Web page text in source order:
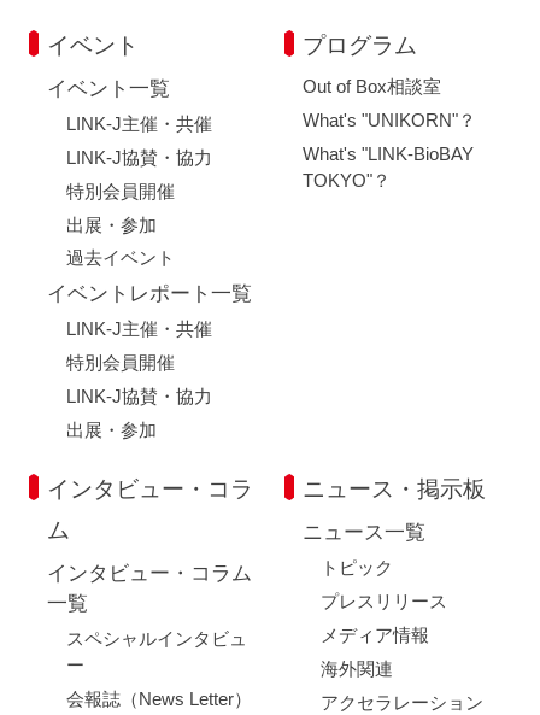
イベント
イベント一覧
LINK-J主催・共催
LINK-J協賛・協力
特別会員開催
出展・参加
過去イベント
イベントレポート一覧
LINK-J主催・共催
特別会員開催
LINK-J協賛・協力
出展・参加
プログラム
Out of Box相談室
What's "UNIKORN"？
What's "LINK-BioBAY
TOKYO"？
インタビュー・コラ
ム
インタビュー・コラム
一覧
スペシャルインタビュ
ー
会報誌（News Letter）
ニュース・掲示板
ニュース一覧
トピック
プレスリリース
メディア情報
海外関連
アクセラレーション